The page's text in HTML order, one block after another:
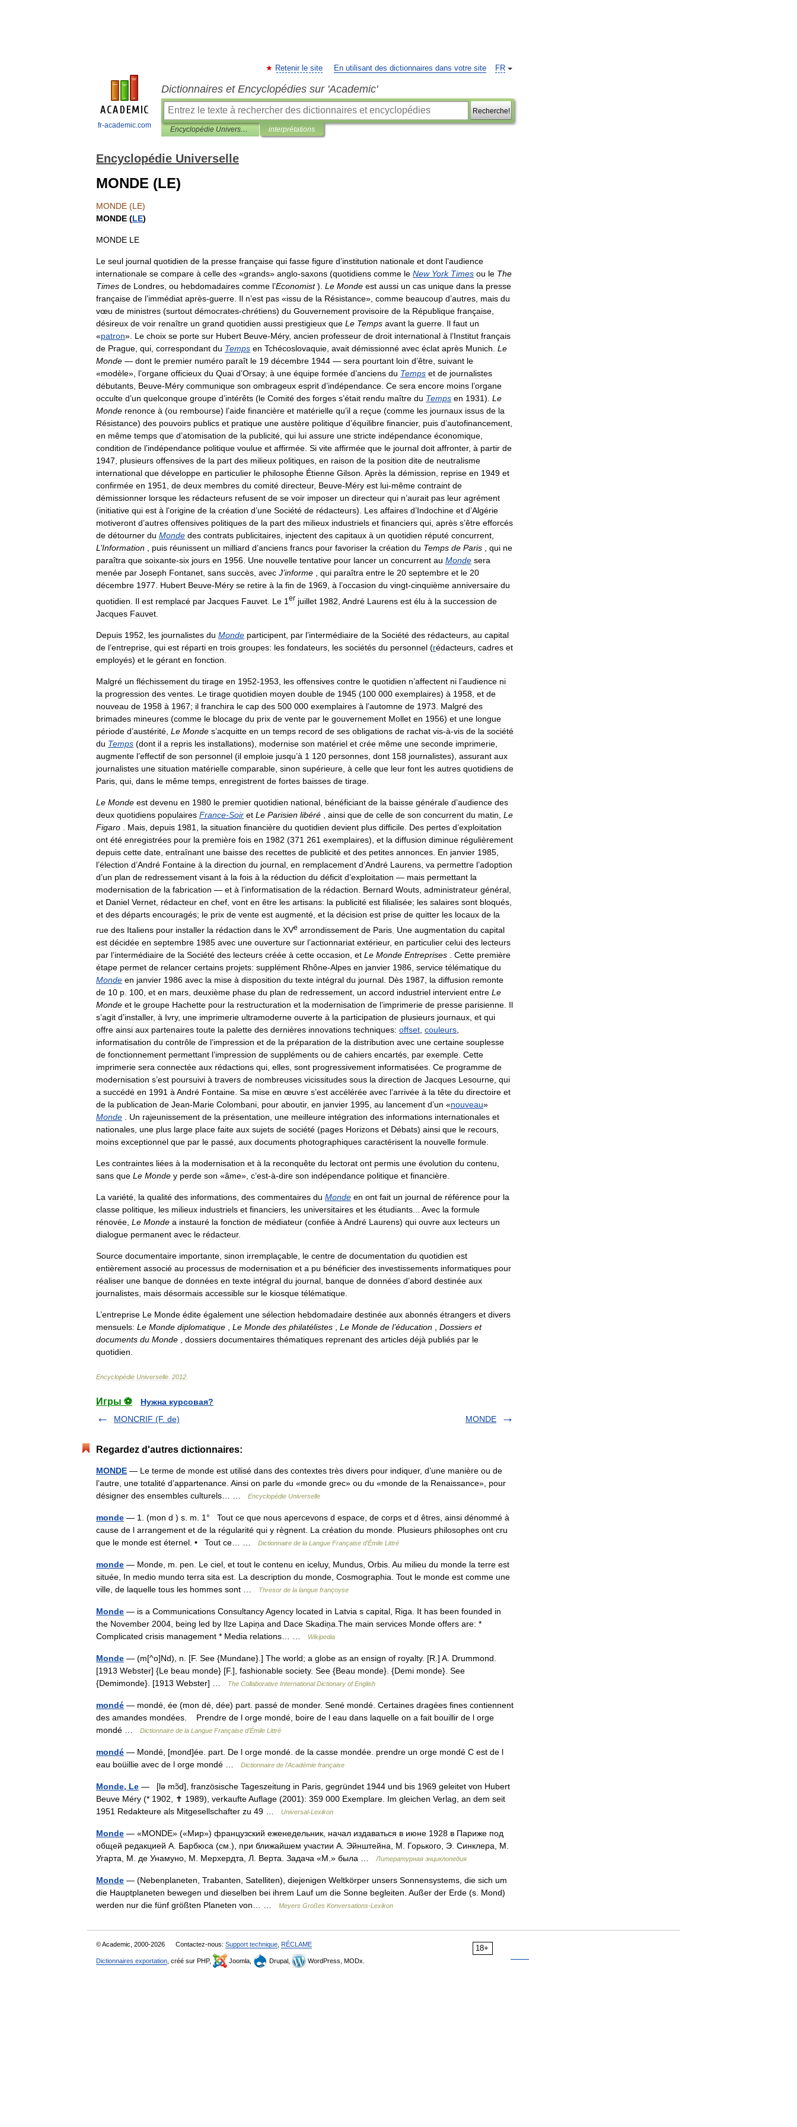
fr-academic.com
FR
Retenir le site En utilisant des dictionnaires dans votre site
Dictionnaires et Encyclopédies sur 'Academic'
Recherche!
Encyclopédie Universelle interprétations
Encyclopédie Universelle
MONDE (LE)
MONDE (LE)
MONDE (LE)
MONDE LE
Le seul journal quotidien de la presse française qui fasse figure d’institution nationale et dont l’audience
internationale se compare à celle des «grands» anglo-saxons (quotidiens comme le New York Times ou le The
Times de Londres ou hebdomadaires comme l’Economist). Le Monde est aussi un cas unique dans la presse
française de l’immédiat après-guerre Il n’est pas «issu de la Résistance», comme beaucoup d’autres mais du
vœu de ministres (surtout démocrates-chrétiens) du Gouvernement provisoire de la République française
désireux de voir renaître un grand quotidien aussi prestigieux que Le Temps avant la guerre Il faut un
«patron». Le choix se porte sur Hubert Beuve-Méry, ancien professeur de droit international à l’Institut français
de Prague qui correspondant du Temps en Tchécoslovaquie avait démissionné avec éclat après Munich Le
Monde — dont le premier numéro paraît le 19 décembre 1944 — sera pourtant loin d’être suivant le
«modèle», l’organe officieux du Quai d’Orsay; à une équipe formée d’anciens du Temps et de journalistes
débutants Beuve-Méry communique son ombrageux esprit d’indépendance Ce sera encore moins l’organe
occulte d’un quelconque groupe d’intérêts (le Comité des forges s’était rendu maître du Temps en 1931). Le
Monde renonce à (ou rembourse) l’aide financière et matérielle qu’il a reçue (comme les journaux issus de la
Résistance) des pouvoirs publics et pratique une austère politique d’équilibre financier, puis d’autofinancement
en même temps que d’atomisation de la publicité qui lui assure une stricte indépendance économique
condition de l’indépendance politique voulue et affirmée Si vite affirmée que le journal doit affronter, à partir de
1947
plusieurs offensives de la part des milieux politiques en raison de la position dite de neutralisme
international que développe en particulier le philosophe Étienne Gilson Après la démission reprise en 1949 et
confirmée en 1951 de deux membres du comité directeur, Beuve-Méry est lui-même contraint de
démissionner lorsque les rédacteurs refusent de se voir imposer un directeur qui n’aurait pas leur agrément
(initiative qui est à l’origine de la création d’une Société de rédacteurs). Les affaires d’Indochine et d’Algérie
motiveront d’autres offensives politiques de la part des milieux industriels et financiers qui après s’être efforcés
de détourner du Monde des contrats publicitaires injectent des capitaux à un quotidien réputé concurrent
L ’Information puis réunissent un milliard d’anciens francs pour favoriser la création du Temps de Paris qui ne
paraîtra que soixante-six jours en 1956 Une nouvelle tentative pour lancer un concurrent au Monde sera
menée par Joseph Fontanet sans succès avec J’informe qui paraîtra entre le 20 septembre et le 20
décembre 1977 Hubert Beuve-Méry se retire à la fin de 1969 à l’occasion du vingt-cinquième anniversaire du
quotidien
Il est remplacé par Jacques Fauvet Le 1 er juillet 1982 André Laurens est élu à la succession de
Jacques Fauvet
Depuis 1952 les journalistes du Monde participent par l’intermédiaire de la Société des rédacteurs au capital
de l’entreprise qui est réparti en trois groupes: les fondateurs les sociétés du personnel (rédacteurs cadres et
employés) et le gérant en fonction
Malgré un fléchissement du tirage en 1952-1953 les offensives contre le quotidien n’affectent ni l’audience ni
la progression des ventes Le tirage quotidien moyen double de 1945 (100 000 exemplaires) à 1958 et de
nouveau de 1958 à 1967; il franchira le cap des 500 000 exemplaires à l’automne de 1973 Malgré des
brimades mineures (comme le blocage du prix de vente par le gouvernement Mollet en 1956) et une longue
période d’austérité Le Monde s’acquitte en un temps record de ses obligations de rachat vis-à-vis de la société
du Temps (dont il a repris les installations), modernise son matériel et crée même une seconde imprimerie
augmente l’effectif de son personnel (il emploie jusqu’à 1 120 personnes dont 158 journalistes), assurant aux
journalistes une situation matérielle comparable sinon supérieure à celle que leur font les autres quotidiens de
Paris qui dans le même temps enregistrent de fortes baisses de tirage
Le Monde est devenu en 1980 le premier quotidien national bénéficiant de la baisse générale d’audience des
deux quotidiens populaires France-Soir et Le Parisien libéré ainsi que de celle de son concurrent du matin Le
Figaro
Mais depuis 1981 la situation financière du quotidien devient plus difficile Des pertes d’exploitation
ont été enregistrées pour la première fois en 1982 (371 261 exemplaires), et la diffusion diminue régulièrement
depuis cette date entraînant une baisse des recettes de publicité et des petites annonces En janvier 1985
l’élection d’André Fontaine à la direction du journal en remplacement d’André Laurens va permettre l’adoption
d’un plan de redressement visant à la fois à la réduction du déficit d’exploitation — mais permettant la
modernisation de la fabrication — et à l’informatisation de la rédaction Bernard Wouts administrateur général
et Daniel Vernet rédacteur en chef vont en être les artisans: la publicité est filialisée; les salaires sont bloqués
et des départs encouragés; le prix de vente est augmenté et la décision est prise de quitter les locaux de la
rue des Italiens pour installer la rédaction dans le XVe arrondissement de Paris Une augmentation du capital
est décidée en septembre 1985 avec une ouverture sur l’actionnariat extérieur, en particulier celui des lecteurs
par l’intermédiaire de la Société des lecteurs créée à cette occasion, et Le Monde Entreprises . Cette première
étape permet de relancer certains projets: supplément Rhône-Alpes en janvier 1986, service télématique du
Monde en janvier 1986 avec la mise à disposition du texte intégral du journal. Dès 1987, la diffusion remonte
de 10 p. 100, et en mars, deuxième phase du plan de redressement, un accord industriel intervient entre Le
Monde et le groupe Hachette pour la restructuration et la modernisation de l’imprimerie de presse parisienne. Il
s’agit d’installer, à Ivry, une imprimerie ultramoderne ouverte à la participation de plusieurs journaux, et qui
offre ainsi aux partenaires toute la palette des dernières innovations techniques: offset, couleurs,
informatisation du contrôle de l’impression et de la préparation de la distribution avec une certaine souplesse
de fonctionnement permettant l’impression de suppléments ou de cahiers encartés, par exemple. Cette
imprimerie sera connectée aux rédactions qui, elles, sont progressivement informatisées. Ce programme de
modernisation s’est poursuivi à travers de nombreuses vicissitudes sous la direction de Jacques Lesourne, qui
a succédé en 1991 àAndré Fontaine. Sa mise en œuvre s’est accélérée avec l’arrivée à la tête du directoire et
de la publication de Jean-Marie Colombani, pour aboutir, en janvier 1995, au lancement d’un «nouveau»
Monde . Un rajeunissement de la présentation, une meilleure intégration des informations internationales et
nationales, une plus large place faite aux sujets de société (pages Horizons et Débats) ainsi que le recours,
moins exceptionnel que par le passé, aux documents photographiques caractérisent la nouvelle formule.
Les contraintes liées à la modernisation et à la reconquête du lectorat ont permis une évolution du contenu,
sans que Le Monde y perde son «âme», c’est-à-dire son indépendance politique et financière.
La variété, la qualité des informations, des commentaires du Monde en ont fait un journal de référence pour la
classe politique, les milieux industriels et financiers, les universitaires et les étudiants... Avec la formule
rénovée, Le Monde a instauré la fonction de médiateur (confiée àAndré Laurens) qui ouvre aux lecteurs un
dialogue permanent avec le rédacteur.
Source documentaire importante, sinon irremplaçable, le centre de documentation du quotidien est
entièrement associé au processus de modernisation et a pu bénéficier des investissements informatiques pour
réaliser une banque de données en texte intégral du journal, banque de données d’abord destinée aux
journalistes, mais désormais accessible sur le kiosque télématique.
L’entreprise Le Monde édite également une sélection hebdomadaire destinée aux abonnés étrangers et divers
mensuels: Le Monde diplomatique , Le Monde des philatélistes , Le Monde de l’éducation , Dossiers et
documents du Monde , dossiers documentaires thématiques reprenant des articles déjà publiés par le
quotidien.
Encyclopédie Universelle 2012
Игры ⚽
Нужна курсовая?
MONCRIF (F. de)
MONDE
Regardez d'autres dictionnaires:
MONDE — Le terme de monde est utilisé dans des contextes très divers pour indiquer, d’une manière ou de
l’autre, une totalité d’appartenance. Ainsi on parle du «monde grec» ou du «monde de la Renaissance», pour
désigner des ensembles culturels… …
Encyclopédie Universelle
monde — 1. (mon d ) s. m. 1° Tout ce que nous apercevons d espace, de corps et d êtres, ainsi dénommé à
cause de l arrangement et de la régularité qui y règnent. La création du monde. Plusieurs philosophes ont cru
que le monde est éternel. • Tout ce… …
Dictionnaire de la Langue Française d'Émile Littré
monde — Monde, m. pen. Le ciel, et tout le contenu en iceluy, Mundus, Orbis. Au milieu du monde la terre est
située, In medio mundo terra sita est. La description du monde, Cosmographia. Tout le monde est comme une
ville, de laquelle tous les hommes sont …
Thresor de la langue françoyse
Monde — is a Communications Consultancy Agency located in Latvia s capital, Riga. It has been founded in
the November 2004, being led by Ilze Lapiņa and Dace Skadiņa.The main services Monde offers are: *
Complicated crisis management * Media relations… …
Wikipedia
Monde — (m[^o]Nd), n. [F. See {Mundane}.] The world; a globe as an ensign of royalty. [R.] A. Drummond.
[1913 Webster] {Le beau monde} [F.], fashionable society. See {Beau monde}. {Demi monde}. See
{Demimonde}. [1913 Webster] …
The Collaborative International Dictionary of English
mondé — mondé, ée (mon dé, dée) part. passé de monder. Sené mondé. Certaines dragées fines contiennent
des amandes mondées. Prendre de l orge mondé, boire de l eau dans laquelle on a fait bouillir de l orge
mondé …
Dictionnaire de la Langue Française d'Émile Littré
mondé — Mondé, [mond]ée. part. De l orge mondé. de la casse mondée. prendre un orge mondé C est de l
eau boüillie avec de l orge mondé …
Dictionnaire de l'Académie française
Monde, Le — [lə mɔ̃d], französische Tageszeitung in Paris, gegründet 1944 und bis 1969 geleitet von Hubert
Beuve Méry (* 1902, ✝ 1989), verkaufte Auflage (2001): 359 000 Exemplare. Im gleichen Verlag, an dem seit
1951 Redakteure als Mitgesellschafter zu 49 …
Universal-Lexikon
Monde — «MONDE» («Мир») французский еженедельник, начал издаваться в июне 1928 в Париже под
общей редакцией А. Барбюса (см.), при ближайшем участии А. Эйнштейна, М. Горького, Э. Синклера, М.
Угарта, М. де Унамуно, М. Мерхердта, Л. Верта. Задача «М.» была …Литературная энциклопедия
Monde — (Nebenplaneten, Trabanten, Satelliten), diejenigen Weltkörper unsers Sonnensystems, die sich um
die Hauptplaneten bewegen und dieselben bei ihrem Lauf um die Sonne begleiten. Außer der Erde (s. Mond)
werden nur die fünf größten Planeten von… …
Meyers Großes Konversations-Lexikon
18+
© Academic, 2000-2026 Contactez-nous: Support technique RÉCLAME
Dictionnaires exportation , créé sur PHP, Joomla, Drupal, WordPress, MODx.